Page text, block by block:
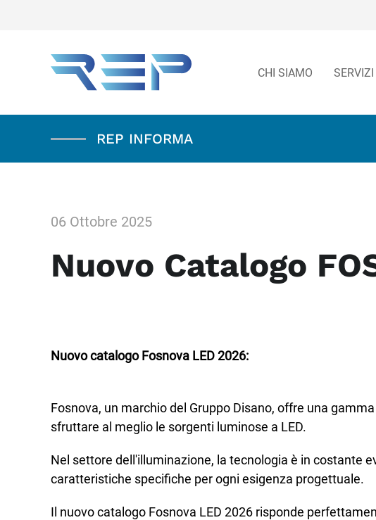
CHI SIAMO SERVIZI
REP INFORMA
06 Ottobre 2025
Nuovo Catalogo
Nuovo catalogo Fosnova LED 2026:
Fosnova, un marchio del Gruppo Disano, offre una
sfruttare al meglio le sorgenti luminose a LED.
Nel settore dell'illuminazione, la tecnologia è in costante
caratteristiche specifiche per ogni esigenza progettuale.
Il nuovo catalogo Fosnova LED 2026 risponde